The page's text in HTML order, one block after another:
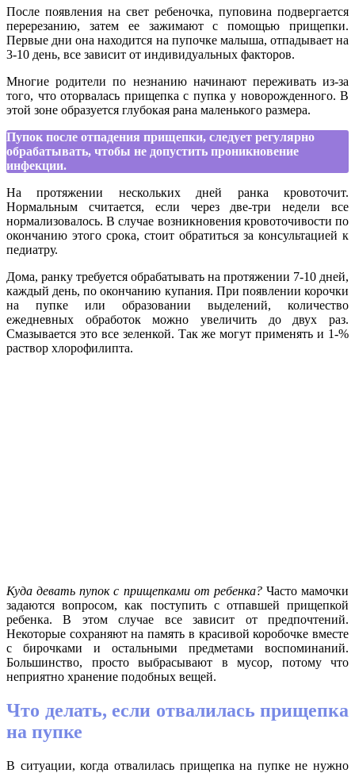
После появления на свет ребеночка, пуповина подвергается
перерезанию, затем ее зажимают с помощью прищепки.
Первые дни она находится на пупочке малыша, отпадывает на
3-10 день, все зависит от индивидуальных факторов.
Многие родители по незнанию начинают переживать из-за
того, что оторвалась прищепка с пупка у новорожденного. В
этой зоне образуется глубокая рана маленького размера.
Пупок после отпадения прищепки, следует регулярно
обрабатывать, чтобы не допустить проникновение
инфекции.
На протяжении нескольких дней ранка кровоточит.
Нормальным считается, если через две-три недели все
нормализовалось. В случае возникновения кровоточивости по
окончанию этого срока, стоит обратиться за консультацией к
педиатру.
Дома, ранку требуется обрабатывать на протяжении 7-10 дней,
каждый день, по окончанию купания. При появлении корочки
на пупке или образовании выделений, количество
ежедневных обработок можно увеличить до двух раз.
Смазывается это все зеленкой. Так же могут применять и 1-%
раствор хлорофилипта.
Куда девать пупок с прищепками от ребенка?Часто мамочки
задаются вопросом, как поступить с отпавшей прищепкой
ребенка. В этом случае все зависит от предпочтений.
Некоторые сохраняют на память в красивой коробочке вместе
с бирочками и остальными предметами воспоминаний.
Большинство, просто выбрасывают в мусор, потому что
неприятно хранение подобных вещей.
Что делать, если отвалилась прищепка
на пупке
В ситуации, когда отвалилась прищепка на пупке не нужно